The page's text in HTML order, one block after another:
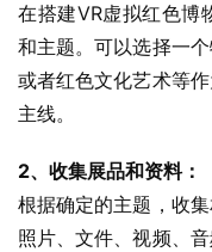
在搭建VR虚拟红色博
和主题。可以选择一
或者红色文化艺术等
主线。
2、收集展品和资料：
根据确定的主题，收
照片、文件、视频、